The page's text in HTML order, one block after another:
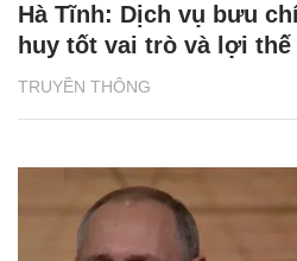
TRUYỀN THÔNG
Hà Tĩnh: Dịch vụ bưu
huy tốt vai trò và lợi thế